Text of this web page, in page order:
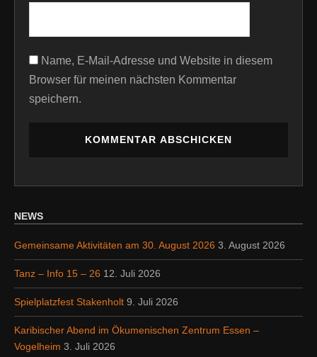
Name, E-Mail-Adresse und Website in diesem
Browser für meinen nächsten Kommentar
speichern.
NEWS
Gemeinsame Aktivitäten am 30. August 2026 3. August 2026
Tanz – Info 15 – 26 12. Juli 2026
Spielplatzfest Stakenholt 9. Juli 2026
Karibischer Abend im Ökumenischen Zentrum Essen –
Vogelheim 3. Juli 2026